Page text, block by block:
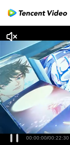
00:00:00/00:22:30